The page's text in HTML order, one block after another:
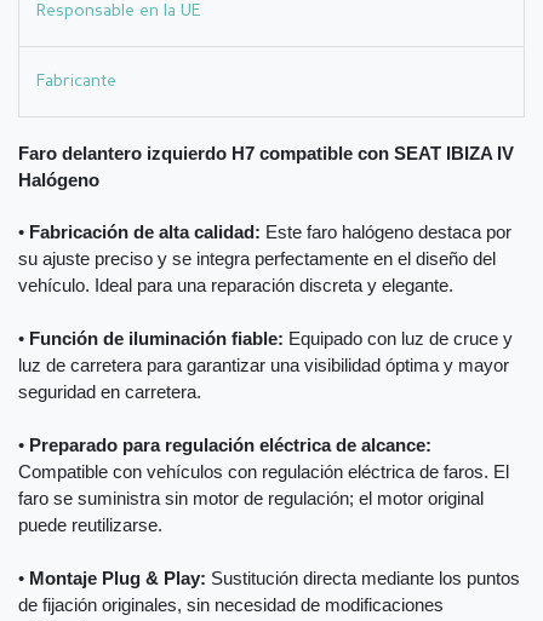
Responsable en la UE
Fabricante
Faro delantero izquierdo H7 compatible con SEAT IBIZA IV
Halógeno
• Fabricación de alta calidad: Este faro halógeno destaca por
su ajuste preciso y se integra perfectamente en el diseño del
vehículo. Ideal para una reparación discreta y elegante.
• Función de iluminación fiable: Equipado con luz de cruce y
luz de carretera para garantizar una visibilidad óptima y mayor
seguridad en carretera.
• Preparado para regulación eléctrica de alcance:
Compatible con vehículos con regulación eléctrica de faros. El
faro se suministra sin motor de regulación; el motor original
puede reutilizarse.
• Montaje Plug & Play: Sustitución directa mediante los puntos
de fijación originales, sin necesidad de modificaciones